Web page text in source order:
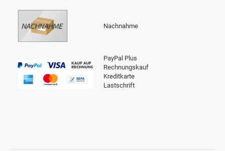
Nachnahme
PayPal Plus
Rechnungskauf
Kreditkarte
Lastschrift